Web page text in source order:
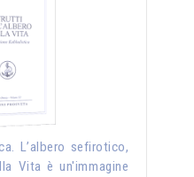
L’albero sefirotico,
Vita è un'immagine